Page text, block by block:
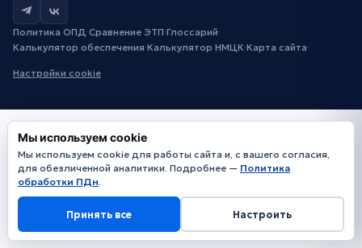
Политика ОПД·Сравнение ЭТП·Глоссарий·
Калькулятор обеспечения·Калькулятор НМЦК·Карта сайта·
Настройки cookie
Мы используем cookie
Мы используем cookie для работы сайта и, с вашего согласия,
для обезличенной аналитики. Подробнее — Политика
обработки ПДн.
Принять все Настроить